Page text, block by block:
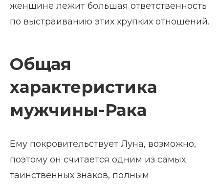
женщине лежит большая ответственность
по выстраиванию этих хрупких отношений.
Общая
характеристика
мужчины-Рака
Ему покровительствует Луна, возможно,
поэтому он считается одним из самых
таинственных знаков, полным